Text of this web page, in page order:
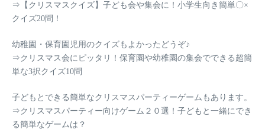
⇒ 【クリスマスクイズ】子ども会や集会に！小学生向き簡単〇×
クイズ20問！
幼稚園・保育園児用のクイズもよかったどうぞ♪
⇒クリスマス会にピッタリ！保育園や幼稚園の集会でできる超簡
単な3択クイズ10問
子どもとできる簡単なクリスマスパーティーゲームもあります。
⇒クリスマスパーティー向けゲーム２０選！子どもと一緒にでき
る簡単なゲームは？